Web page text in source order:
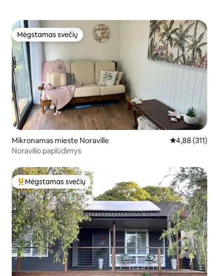
Mėgstamas svečių
Mėgstamas svečių
Mikronamas mieste Noraville Vidutinis
4,88 (311)
Noravilio paplūdimys
Svečių mėgstamiausias
Mėgstamas svečių